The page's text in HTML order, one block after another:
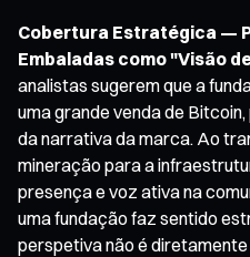
Cobertura Estratégica —
Embaladas como "Visão
analistas sugerem que a
uma grande venda de
da narrativa da marca. Ao
mineração para a
presença e voz ativa na
uma fundação faz sentido
perspetiva não é